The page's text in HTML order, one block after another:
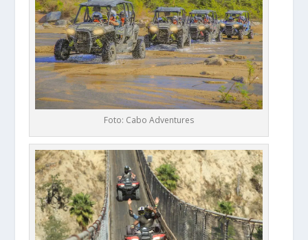
Foto: Cabo Adventures